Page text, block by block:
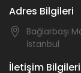
Adres Bilgileri
Bağlarbaşı
İstanbul
İletişim Bilgileri